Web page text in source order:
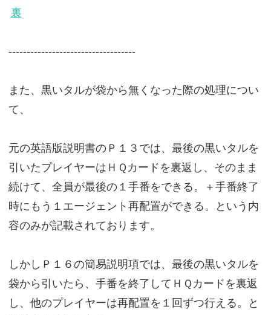
裏
-----------------------------------
また、黒いタルが袋から無くなった際の処理につい
て、
元の英語版説明書のＰ１３では、最後の黒いタルを
引いたプレイヤーはＨＱカードを裏返し、そのまま
続けて、全員が最後の１手番をできる。＋手番終了
時にもう１エージェント再配置ができる。という内
容のみが記載されております。
しかしＰ１６の簡易説明項では、最後の黒いタルを
袋から引いたら、手番を終了してＨＱカードを裏返
し、他のプレイヤーは再配置を１回ずつ行える。と